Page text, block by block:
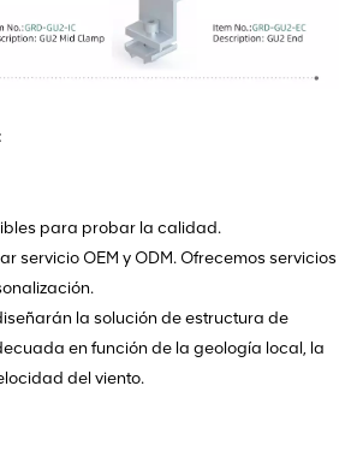
:
para probar la calidad.
servicio OEM y ODM. Ofrecemos servicios
la solución de estructura de
en función de la geología local, la
del viento.